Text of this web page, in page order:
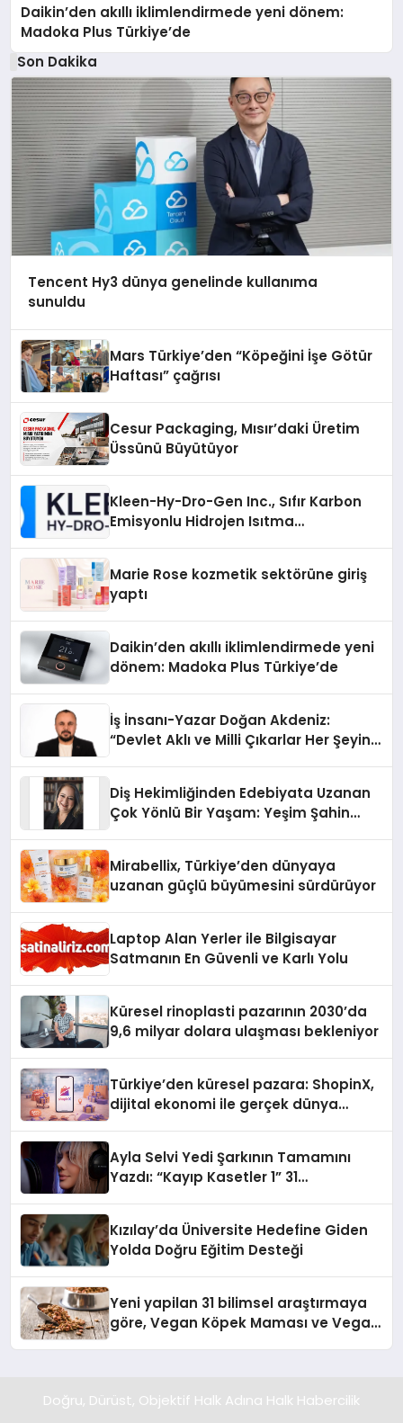
Daikin’den akıllı iklimlendirmede yeni dönem:
Madoka Plus Türkiye’de
Son Dakika
Tencent Hy3 dünya genelinde kullanıma
sunuldu
Mars Türkiye’den “Köpeğini İşe Götür
Haftası” çağrısı
Cesur Packaging, Mısır’daki Üretim
Üssünü Büyütüyor
Kleen-Hy-Dro-Gen Inc., Sıfır Karbon
Emisyonlu Hidrojen Isıtma
Marie Rose kozmetik sektörüne giriş
yaptı
Daikin’den akıllı iklimlendirmede yeni
dönem: Madoka Plus Türkiye’de
İş İnsanı-Yazar Doğan Akdeniz:
“Devlet Aklı ve Milli Çıkarlar Her Şeyin
Diş Hekimliğinden Edebiyata Uzanan
Çok Yönlü Bir Yaşam: Yeşim Şahin
Mirabellix, Türkiye’den dünyaya
uzanan güçlü büyümesini sürdürüyor
Laptop Alan Yerler ile Bilgisayar
Satmanın En Güvenli ve Karlı Yolu
Küresel rinoplasti pazarının 2030’da
9,6 milyar dolara ulaşması bekleniyor
Türkiye’den küresel pazara: ShopinX,
dijital ekonomi ile gerçek dünya
Ayla Selvi Yedi Şarkının Tamamını
Yazdı: “Kayıp Kasetler 1” 31
Kızılay’da Üniversite Hedefine Giden
Yolda Doğru Eğitim Desteği
Yeni yapilan 31 bilimsel araştırmaya
göre, Vegan Köpek Maması ve Vegan
Doğru, Dürüst, Objektif Halk Adına Halk Habercilik